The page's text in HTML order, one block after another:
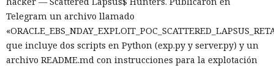
Telegram un archivo llamado
que incluye dos scripts en Python (exp.py y server.py) y un
archivo README.md con instrucciones para la explotación